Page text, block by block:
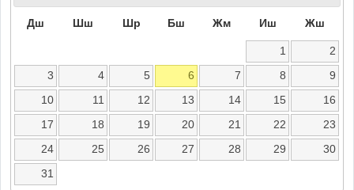
Дш Шш Шр Бш Жм Иш Жш
1
2
3
4 5 6 7 8
9
10
11 12 13 14 15
16
17
18 19 20 21 22
23
24
25 26 27 28 29
30
31